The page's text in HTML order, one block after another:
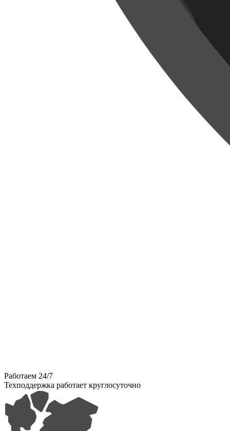
Работаем 24/7
Техподдержка работает круглосуточно